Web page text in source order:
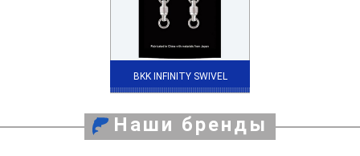
BKK INFINITY SWIVEL
Наши бренды